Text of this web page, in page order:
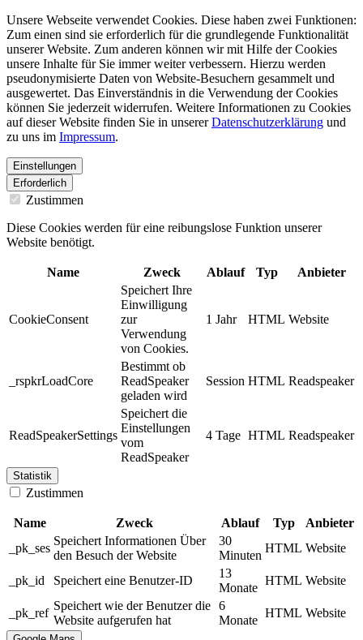
Unsere Webseite verwendet Cookies. Diese haben zwei Funktionen:
Zum einen sind sie erforderlich für die grundlegende Funktionalität
unserer Website. Zum anderen können wir mit Hilfe der Cookies
unsere Inhalte für Sie immer weiter verbessern. Hierzu werden
pseudonymisierte Daten von Website-Besuchern gesammelt und
ausgewertet. Das Einverständnis in die Verwendung der Cookies
können Sie jederzeit widerrufen. Weitere Informationen zu Cookies
auf dieser Website finden Sie in unsererDatenschutzerklärung und
zu uns im Impressum.
Einstellungen
Erforderlich
Zustimmen
Diese Cookies werden für eine reibungslose Funktion unserer
Website benötigt.
Name Zweck Ablauf Typ Anbieter
CookieConsent
Speichert Ihre
Einwilligung
zur
Verwendung
von Cookies.
1 Jahr HTML Website
_rspkrLoadCore
Bestimmt ob
ReadSpeaker
geladen wird
Session HTML Readspeaker
ReadSpeakerSettings
Speichert die
Einstellungen
vom
ReadSpeaker
4 Tage HTML Readspeaker
Statistik
Zustimmen
Name Zweck Ablauf Typ
Anbieter
_pk_ses
Speichert Informationen Über
den Besuch der Website
30
Minuten
HTML Website
_pk_id Speichert eine Benutzer-ID
13
Monate
HTML Website
_pk_ref
Speichert wie der Benutzer die
Website aufgerufen hat
6
Monate
HTML Website